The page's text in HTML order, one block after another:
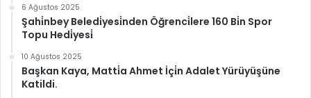
6 Ağustos 2025
Şahi̇nbey Beledi̇yesi̇nden Öğrenci̇lere 160 Bi̇n Spor
Topu Hedi̇yesi̇
10 Ağustos 2025
Başkan Kaya, Matti̇a Ahmet İçi̇n Adalet Yürüyüşüne
Katildi.